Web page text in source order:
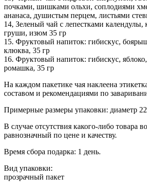
почками, шишками ольхи, соплодиями
ананаса, душистым перцем, листьями
14, Зеленый чай с лепестками календулы,
груши, изюм 35 гр
15. Фруктовый напиток: гибискус,
клюква, 35 гр
16. Фруктовый напиток: гибискус,
ромашка, 35 гр
На каждом пакетике чая наклеена
составом и рекомендациями по
Примерные размеры упаковки: диаметр
В случае отсутствия какого-либо товара
равнозначный по цене и качеству.
Время сбора подарка: 1 день.
Вид упаковки:
прозрачный пакет